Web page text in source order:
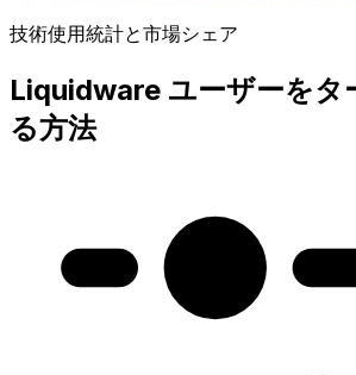
技術使用統計と市場シェア
Liquidware ユーザーをタ
る方法